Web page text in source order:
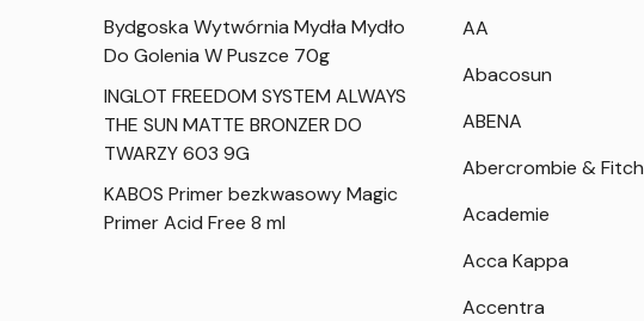
Bydgoska Wytwórnia Mydła Mydło
Do Golenia W Puszce 70g
INGLOT FREEDOM SYSTEM ALWAYS
THE SUN MATTE BRONZER DO
TWARZY 603 9G
KABOS Primer bezkwasowy Magic
Primer Acid Free 8 ml
AA
Abacosun
ABENA
Abercrombie & Fitch
Academie
Acca Kappa
Accentra